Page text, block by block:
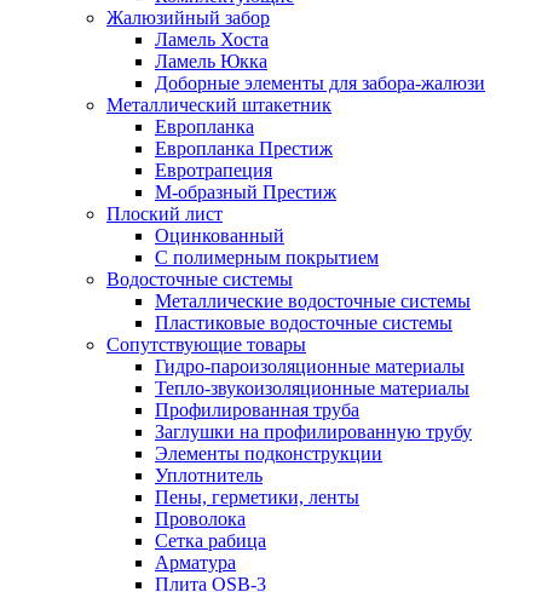
Жалюзийный забор
Ламель Хоста
Ламель Юкка
Доборные элементы для забора-жалюзи
Металлический штакетник
Европланка
Европланка Престиж
Евротрапеция
М-образный Престиж
Плоский лист
Оцинкованный
С полимерным покрытием
Водосточные системы
Металлические водосточные системы
Пластиковые водосточные системы
Сопутствующие товары
Гидро-пароизоляционные материалы
Тепло-звукоизоляционные материалы
Профилированная труба
Заглушки на профилированную трубу
Элементы подконструкции
Уплотнитель
Пены, герметики, ленты
Проволока
Сетка рабица
Арматура
Плита OSB-3